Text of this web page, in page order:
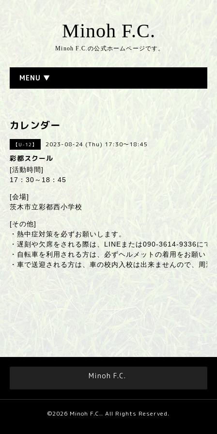
Minoh F.C.
Minoh F.C.の公式ホームページです。
MENU ▼
カレンダー
【U-12】 2023-08-24 (Thu) 17:30～18:45
彩都スクール
[活動時間]
17：30～18：45
[会場]
茨木市立彩都西小学校
[その他]
・熱中症対策を必ずお願いします。
・遅刻や欠席をされる際は、LINEまたは090-3614-9336にて
・自転車を利用される方は、必ずヘルメットの着用をお願いし
・車で送迎される方は、車の校内入校は出来ませんので、周
Minoh F.C.
©2026 Minoh F.C.. All Rights Reserved.